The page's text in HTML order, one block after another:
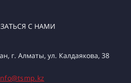
С НАМИ
г. Алматы, ул. Калдаякова, 38